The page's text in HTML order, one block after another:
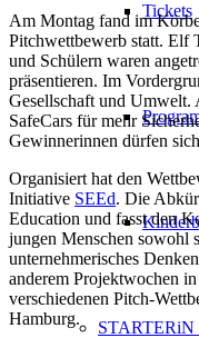
Tickets
STARTERiN
Am Montag fand im
Pitchwettbewerb statt. Elf
und Schülern waren
präsentieren. Im
Gesellschaft und Umwelt.
SafeCars für mehr
Gewinnerinnen dürfen
Organisiert hat den
Initiative SEEd. Die
Education und fasst den
jungen Menschen sowohl
unternehmerisches
anderem Projektwochen
verschiedenen Pitch-
Hamburg.